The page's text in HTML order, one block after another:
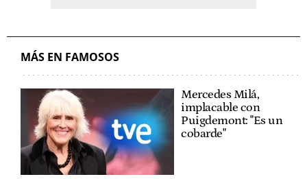
MÁS EN FAMOSOS
Mercedes Milá,
implacable con
Puigdemont: "Es un
cobarde"